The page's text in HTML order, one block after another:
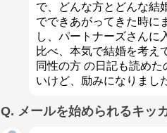
で、どんな方とどんな結
でできあがってきた時に
し、パートナーズさんに
比べ、本気で結婚を考え
同性の方 の日記も読め
いけど、励みになりまし
Q. メールを始められるキッ